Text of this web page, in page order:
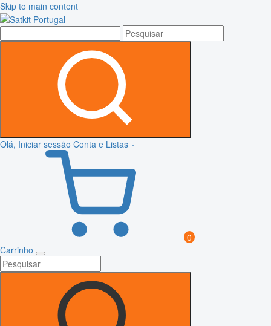
Skip to main content
Olá, Iniciar sessão Conta e Listas
0
Carrinho